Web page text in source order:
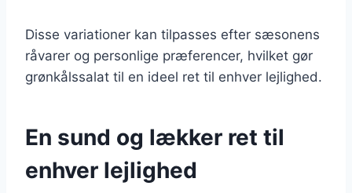
Disse variationer kan tilpasses efter sæsonens
råvarer og personlige præferencer, hvilket gør
grønkålssalat til en ideel ret til enhver lejlighed.
En sund og lækker ret til
enhver lejlighed